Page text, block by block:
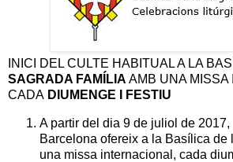
INICI DEL CULTE HABITUAL A LA
SAGRADA FAMÍLIA AMB UNA
CADA DIUMENGE I FESTIU
A partir del dia 9 de juliol de 2017,
Barcelona ofereix a la Basílica de
una missa internacional, cada